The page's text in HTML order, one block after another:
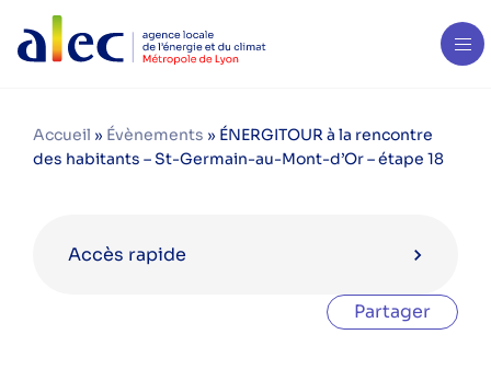
Accueil » Évènements » ÉNERGITOUR à la rencontre
des habitants – St-Germain-au-Mont-d’Or – étape 18
Accès rapide
Partager